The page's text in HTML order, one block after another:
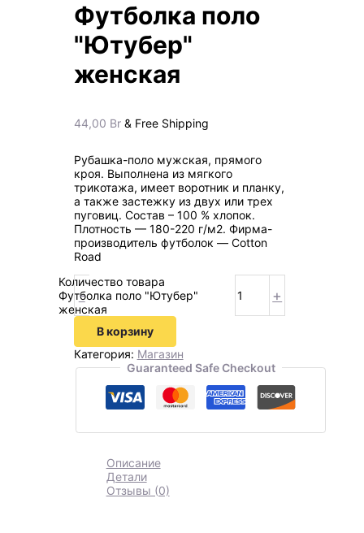
Футболка поло
"Ютубер"
женская
44,00 Br & Free Shipping
Рубашка-поло мужская, прямого
кроя. Выполнена из мягкого
трикотажа, имеет воротник и планку,
а также застежку из двух или трех
пуговиц. Состав – 100 % хлопок.
Плотность — 180-220 г/м2. Фирма-
производитель футболок — Cotton
Road
-
Количество товара
Футболка поло "Ютубер"
женская
+
В корзину
Категория: Магазин
Guaranteed Safe Checkout
Описание
Детали
Отзывы (0)